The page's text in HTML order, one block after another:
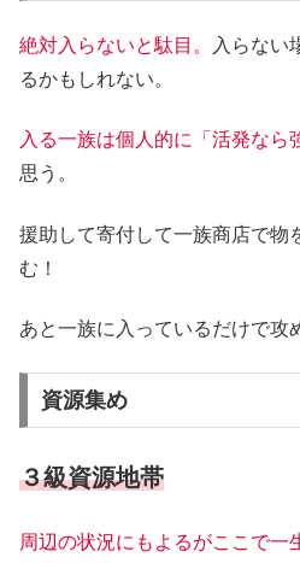
絶対入らないと駄目。
入らない
るかもしれない。
入る一族は個人的に「活発なら
思う。
援助して寄付して一族商店で物
む！
あと一族に入っているだけで攻
資源集め
３級資源地帯
周辺の状況にもよるがここで一